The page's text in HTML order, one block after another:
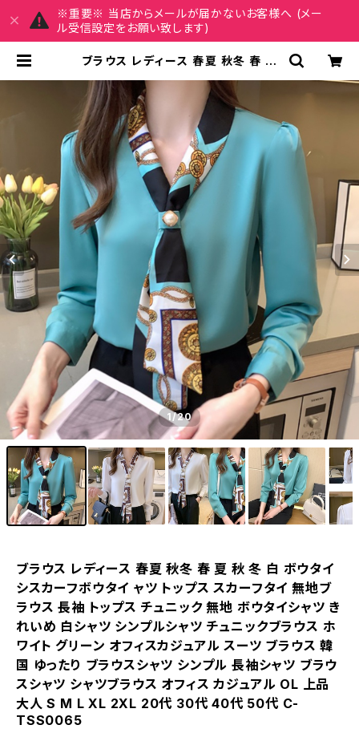
※重要※ 当店からメールが届かないお客様へ (メー
ル受信設定をお願い致します)
ブラウス レディース 春夏 秋冬 春 夏
ャツ トップス スカーフタイ 無地ブラ
ウス 長袖 トップス チュニック 無地
ボウタイシャツ きれいめ 白シャツ シ
ンプルシャツ チュニックブラウス ホワ
イト グリーン オフィスカジュアル ス
ーツ ブラウス 韓国 ゆったり ブラウス
シャツ シンプル 長袖シャツ ブラウス
シャツ シャツブラウス オフィス カジュ
アル OL 上品 大人 S M L XL 2XL 2
0代 30代 40代 50代 C-TSS006
5 | REIRSE レイルセ 20代,30代,4
0代 レディースファッション 通販
1/20
ブラウス レディース 春夏 秋冬 春 夏 秋 冬 白 ボウタイ
シスカーフボウタイ ャツ トップス スカーフタイ 無地ブ
ラウス 長袖 トップス チュニック 無地 ボウタイシャツ き
れいめ 白シャツ シンプルシャツ チュニックブラウス ホ
ワイト グリーン オフィスカジュアル スーツ ブラウス 韓
国 ゆったり ブラウスシャツ シンプル 長袖シャツ ブラウ
スシャツ シャツブラウス オフィス カジュアル OL 上品
大人 S M L XL 2XL 20代 30代 40代 50代 C-
TSS0065